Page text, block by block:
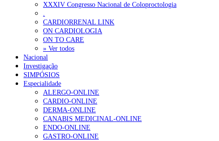
Ordem dos Médicos alerta para riscos no novo sistema de acesso
a consultas e cirurgias 7 de Agosto, 2026
Portugal está a formar os médicos de que precisa?
2026
NOTÍCIAS MAIS LIDAS
Enfermagem Forense. “Da urgência ao tribunal, cada
gesto conta e cada profissional faz a diferença”
203 visualizações
XXXIV Congresso Nacional de Coloproctologia
.
CARDIORRENAL LINK
ON CARDIOLOGIA
ON TO CARE
» Ver todos
Nacional
Investigação
SIMPÓSIOS
Especialidade
ALERGO-ONLINE
CARDIO-ONLINE
DERMA-ONLINE
CANABIS MEDICINAL-ONLINE
ENDO-ONLINE
GASTRO-ONLINE